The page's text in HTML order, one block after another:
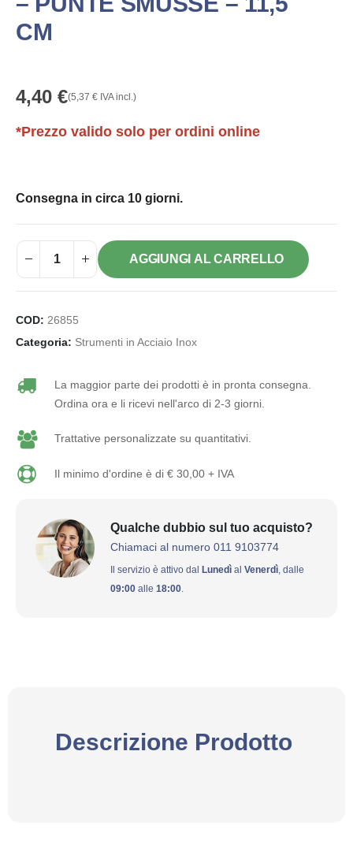
CM
4,40 €(5,37 € IVA incl.)
*Prezzo valido solo per ordini online
Consegna in circa 10 giorni.
AGGIUNGI AL CARRELLO
COD: 26855
Categoria: Strumenti in Acciaio Inox
La maggior parte dei prodotti è in pronta consegna.
Ordina ora e li ricevi nell'arco di 2-3 giorni.
Trattative personalizzate su quantitativi.
Il minimo d'ordine è di € 30,00 + IVA
Qualche dubbio sul tuo acquisto?
Chiamaci al numero 011 9103774
Il servizio è attivo dal Lunedì al Venerdì, dalle
09:00 alle 18:00.
Descrizione Prodotto